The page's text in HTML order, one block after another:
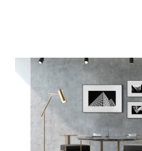
Lever des